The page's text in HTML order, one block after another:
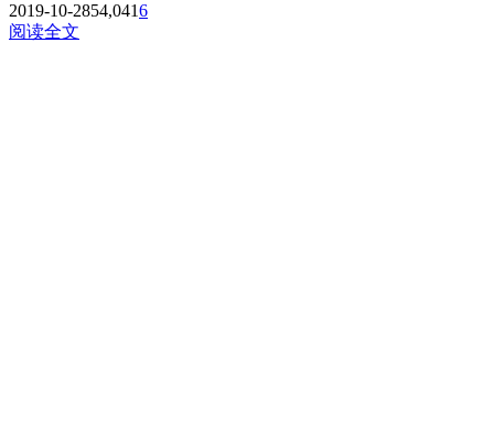
2019-10-2854,0416
阅读全文